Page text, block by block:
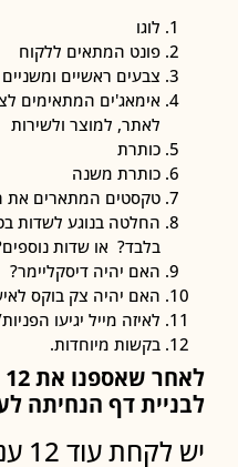
פונט המתאים ללקוח
צבעים ראשיים ומשניים
אימאג'ים המתאימים לצרכי
לאתר, למוצר ולשירות
כותרת
כותרת משנה
טקסטים המתארים את המבצע/
החלטה בנוגע לשדות בטופס
בלבד? או שדות נוספים?)
האם יהיה דיסקליימר?
האם יהיה צק בוקס לאישור
לאיזה מייל יגיעו הפניות/לידים
בקשות מיוחדות.
לאחר
דף הנחיתה לעסק.
עוד 12 עניינים בחשבון: